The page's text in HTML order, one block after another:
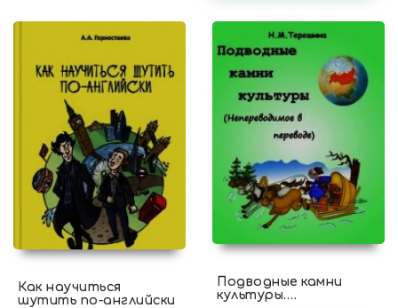
Как научиться
шутить по-английски
Подводные камни
культуры.